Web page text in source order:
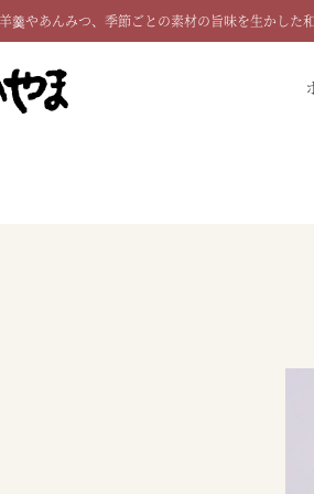
羹やあんみつ、季節ごとの素材の旨味を生かした